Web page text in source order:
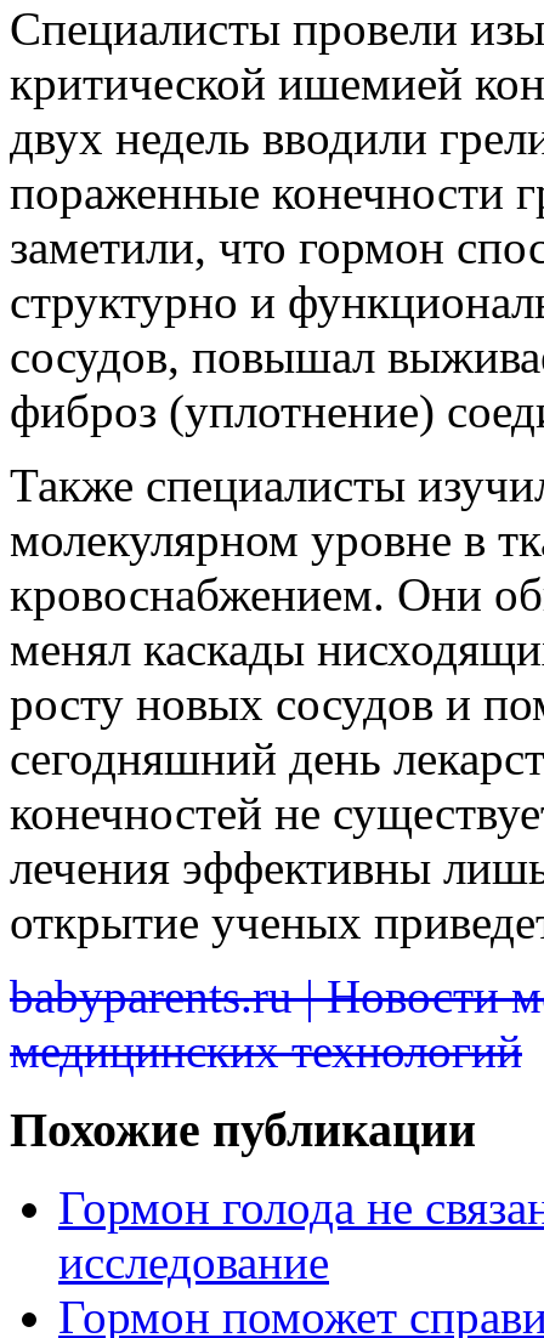
Специалисты провели
критической ишемией
двух недель вводили
пораженные конечности
заметили, что гормон
структурно и
сосудов, повышал
фиброз (уплотнение)
Также специалисты
молекулярном уровне в
кровоснабжением. Они
менял каскады
росту новых сосудов и
сегодняшний день
конечностей не
лечения эффективны
открытие ученых
babyparents.ru | Новости
медицинских технологий
Похожие публикации
Гормон голода не
исследование
Гормон поможет